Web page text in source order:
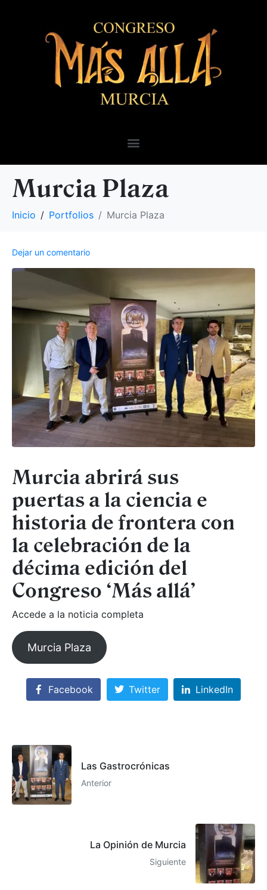
Murcia Plaza
Inicio Portfolios Murcia Plaza
Dejar un comentario
Murcia abrirá sus
puertas a la ciencia e
historia de frontera con
la celebración de la
décima edición del
Congreso ‘Más allá’
Accede a la noticia completa
Murcia Plaza
Facebook Twitter LinkedIn
Las Gastrocrónicas
Anterior
La Opinión de Murcia
Siguiente